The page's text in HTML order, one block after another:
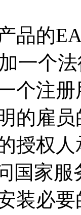
品的
一个
个注
的雇
授权
国家服
装必